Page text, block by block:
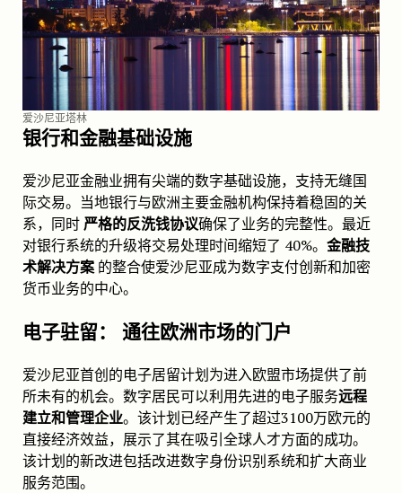
爱沙尼亚塔林
银行和金融基础设施
爱沙尼亚金融业拥有尖端的数字基础设施，支持无缝国
际交易。当地银行与欧洲主要金融机构保持着稳固的关
系，同时严格的反洗钱协议确保了业务的完整性。最近
对银行系统的升级将交易处理时间缩短了 40%。 金融技
术解决方案 的整合使爱沙尼亚成为数字支付创新和加密
货币业务的中心。
电子驻留： 通往欧洲市场的门户
爱沙尼亚首创的电子居留计划为进入欧盟市场提供了前
所未有的机会。数字居民可以利用先进的电子服务远程
建立和管理企业。该计划已经产生了超过3100万欧元的
直接经济效益，展示了其在吸引全球人才方面的成功。
该计划的新改进包括改进数字身份识别系统和扩大商业
服务范围。